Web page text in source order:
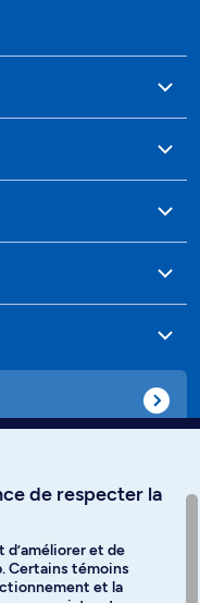
de respecter la
d’améliorer et de
Certains témoins
et la